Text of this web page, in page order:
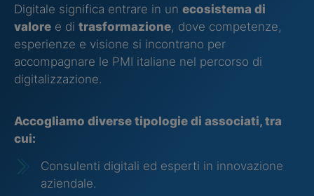
Digitale significa entrare in un ecosistema di
valore e di trasformazione, dove competenze,
esperienze e visione si incontrano per
accompagnare le PMI italiane nel percorso di
digitalizzazione.
Accogliamo diverse tipologie di associati, tra
cui:
Consulenti digitali ed esperti in innovazione
aziendale.